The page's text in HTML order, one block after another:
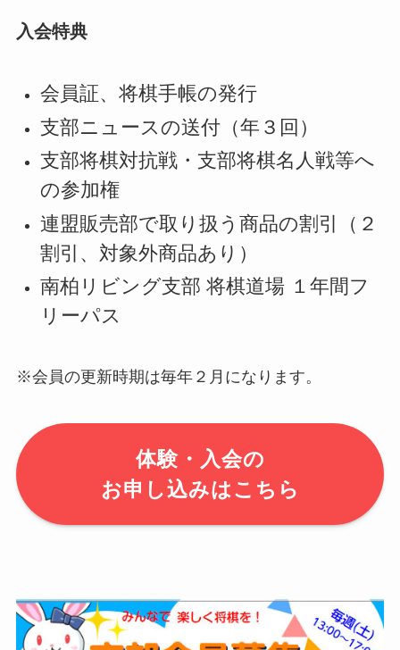
入会特典
会員証、将棋手帳の発行
支部ニュースの送付（年３回）
支部将棋対抗戦・支部将棋名人戦等へ
の参加権
連盟販売部で取り扱う商品の割引（２
割引、対象外商品あり）
南柏リビング支部 将棋道場 １年間フ
リーパス
※会員の更新時期は毎年２月になります。
体験・入会の
お申し込みはこちら